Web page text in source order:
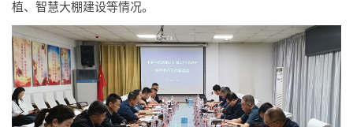
植、智慧大棚建设等情况。